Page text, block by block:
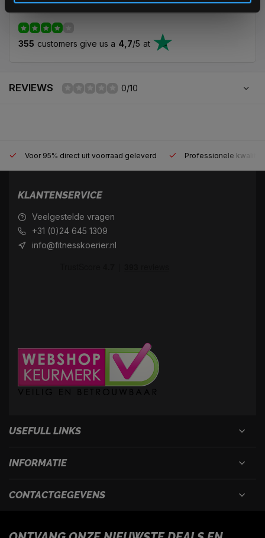
355 customers give us a 4,7/5 at
REVIEWS 0/10
Voor 95% direct uit voorraad geleverd Professionele
KLANTENSERVICE
Veelgestelde vragen
+31 (0)24 645 1309
info@fitnesskoerier.nl
USEFULL LINKS
INFORMATIE
CONTACTGEGEVENS